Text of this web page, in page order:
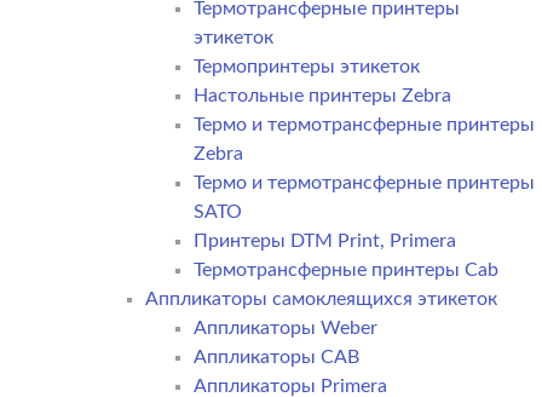
Термотрансферные принтеры
этикеток
Термопринтеры этикеток
Настольные принтеры Zebra
Термо и термотрансферные принтеры
Zebra
Термо и термотрансферные принтеры
SATO
Принтеры DTM Print, Primera
Термотрансферные принтеры Cab
Аппликаторы самоклеящихся этикеток
Аппликаторы Weber
Аппликаторы CAB
Аппликаторы Primera